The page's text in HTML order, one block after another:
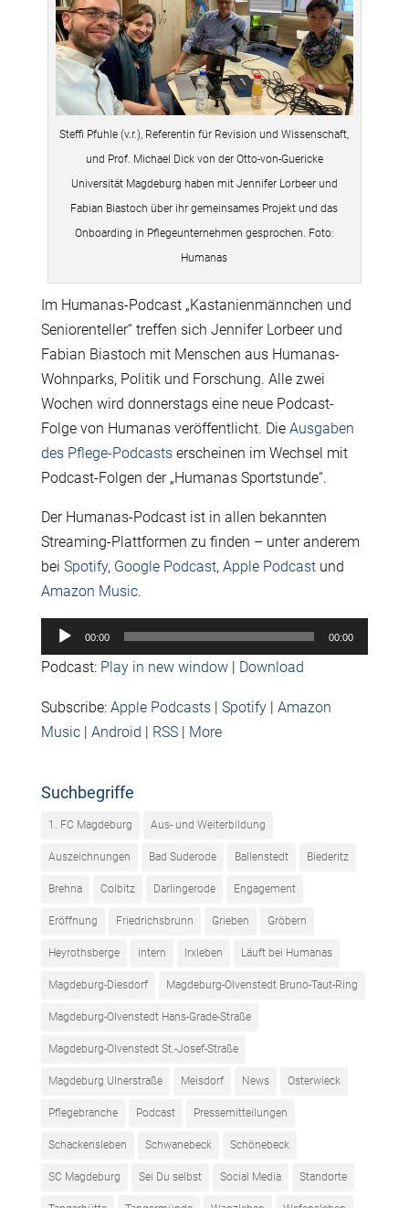
Steffi Pfuhle (v.r.), Referentin für Revision und Wissenschaft,
und Prof. Michael Dick von der Otto-von-Guericke
Universität Magdeburg haben mit Jennifer Lorbeer und
Fabian Biastoch über ihr gemeinsames Projekt und das
Onboarding in Pflegeunternehmen gesprochen. Foto:
Humanas
Im Humanas-Podcast „Kastanienmännchen und
Seniorenteller“ treffen sich Jennifer Lorbeer und
Fabian Biastoch mit Menschen aus Humanas-
Wohnparks, Politik und Forschung. Alle zwei
Wochen wird donnerstags eine neue Podcast-
Folge von Humanas veröffentlicht. Die Ausgaben
des Pflege-Podcastserscheinen im Wechsel mit
Podcast-Folgen der „Humanas Sportstunde“.
Der Humanas-Podcast ist in allen bekannten
Streaming-Plattformen zu finden – unter anderem
bei Spotify, Google Podcast, Apple Podcastund
Amazon Music.
Audio-
Player
00:00 00:00
Podcast: Play in new window| Download
Subscribe: Apple Podcasts| Spotify| Amazon
Music| Android RSS| More
Suchbegriffe
1. FC Magdeburg Aus- und Weiterbildung
Auszeichnungen Bad Suderode Ballenstedt Biederitz
Brehna Colbitz Darlingerode Engagement
Eröffnung Friedrichsbrunn Grieben Gröbern
Heyrothsberge intern Irxleben Läuft bei Humanas
Magdeburg-Diesdorf Magdeburg-Olvenstedt Bruno-Taut-Ring
Magdeburg-Olvenstedt Hans-Grade-Straße
Magdeburg-Olvenstedt St.-Josef-Straße
Magdeburg Ulnerstraße Meisdorf News Osterwieck
Pflegebranche Podcast Pressemitteilungen
Schackensleben Schwanebeck Schönebeck
SC Magdeburg Sei Du selbst Social Media Standorte